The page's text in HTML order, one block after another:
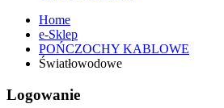
Home
e-Sklep
POŃCZOCHY KABLOWE
Światłowodowe
Logowanie